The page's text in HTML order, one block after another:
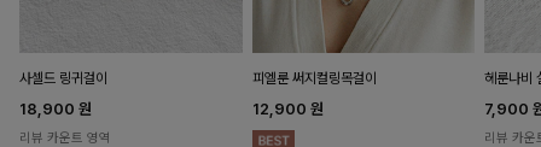
사셀드 링귀걸이
18,900 원
리뷰 카운트 영역
피엘룬 써지컬링목걸이
12,900 원
헤룬나비
7,900
리뷰 카운